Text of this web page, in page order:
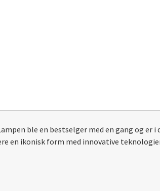
ble en bestselger med en gang og
en ikonisk form med innovative